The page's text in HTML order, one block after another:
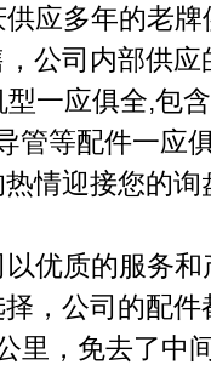
应多年的老牌
公司内部供应
一应俱全,包
管等配件一应
情迎接您的询
优质的服务和
，公司的配
里，免去了中